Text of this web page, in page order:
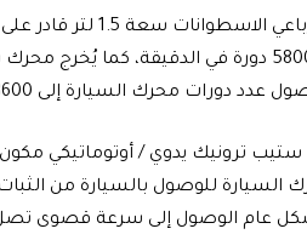
حصان عند وصول عدد دورات المحرك إلى 5800 دورة في
ستيب ترونيك يدوي / أوتوماتيكي